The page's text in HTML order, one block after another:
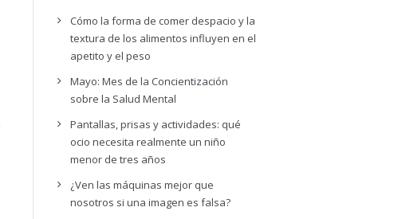
Cómo la forma de comer despacio y la
textura de los alimentos influyen en el
apetito y el peso
Mayo: Mes de la Concientización
sobre la Salud Mental
Pantallas, prisas y actividades: qué
ocio necesita realmente un niño
menor de tres años
¿Ven las máquinas mejor que
nosotros si una imagen es falsa?